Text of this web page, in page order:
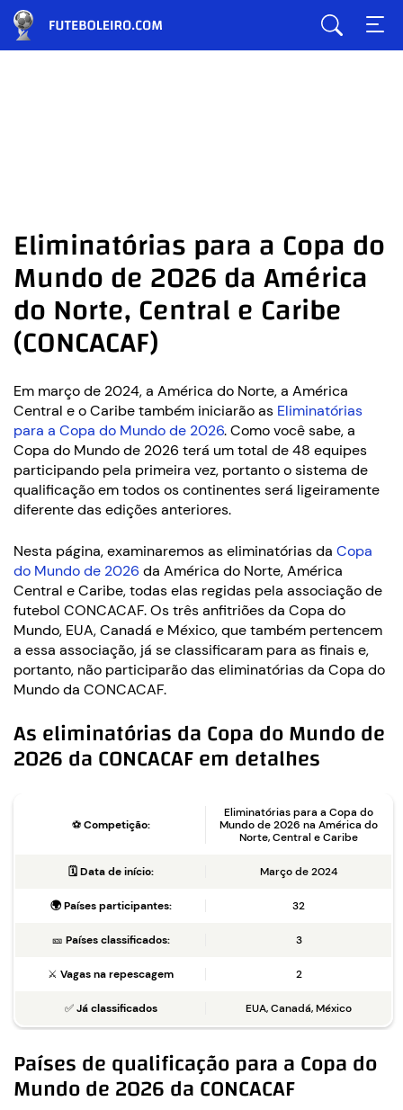
Eliminatórias para a Copa do
Mundo de 2026 da América
do Norte, Central e Caribe
(CONCACAF)
Em março de 2024, a América do Norte, a América
Central e o Caribe também iniciarão as Eliminatórias
para a Copa do Mundo de 2026. Como você sabe, a
Copa do Mundo de 2026 terá um total de 48 equipes
participando pela primeira vez, portanto o sistema de
qualificação em todos os continentes será ligeiramente
diferente das edições anteriores.
Nesta página, examinaremos as eliminatórias da Copa
do Mundo de 2026 da América do Norte, América
Central e Caribe, todas elas regidas pela associação de
futebol CONCACAF. Os três anfitriões da Copa do
Mundo, EUA, Canadá e México, que também pertencem
a essa associação, já se classificaram para as finais e,
portanto, não participarão das eliminatórias da Copa do
Mundo da CONCACAF.
As eliminatórias da Copa do Mundo de
2026 da CONCACAF em detalhes
⚽Competição:
Eliminatórias para a Copa do
Mundo de 2026 na América do
Norte, Central e Caribe
🗓️ Data de início: Março de 2024
🌍 Países participantes: 32
🎫 Países classificados: 3
⚔️ Vagas na repescagem 2
✅Já classificados EUA, Canadá, México
Países de qualificação para a Copa do
Mundo de 2026 da CONCACAF